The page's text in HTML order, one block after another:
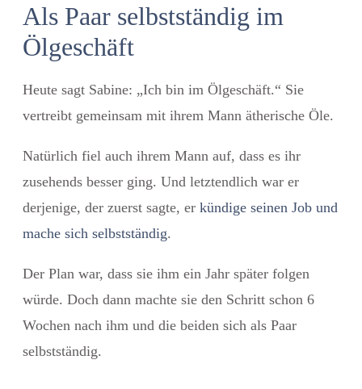
Als Paar selbstständig im
Ölgeschäft
Heute sagt Sabine: „Ich bin im Ölgeschäft.“ Sie
vertreibt gemeinsam mit ihrem Mann ätherische Öle.
Natürlich fiel auch ihrem Mann auf, dass es ihr
zusehends besser ging. Und letztendlich war er
derjenige, der zuerst sagte, er kündige seinen Job und
mache sich selbstständig.
Der Plan war, dass sie ihm ein Jahr später folgen
würde. Doch dann machte sie den Schritt schon 6
Wochen nach ihm und die beiden sich als Paar
selbstständig.